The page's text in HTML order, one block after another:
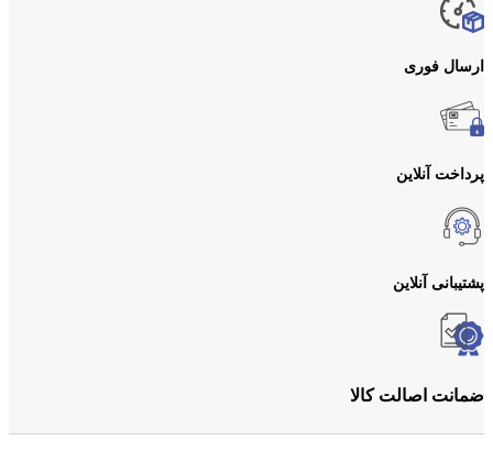
ارسال فوری
پرداخت آنلاین
پشتیبانی آنلاین
ضمانت اصالت کالا